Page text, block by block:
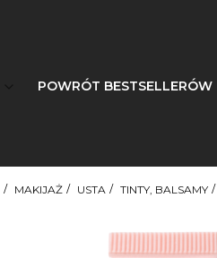
POWRÓT BESTSELLERÓW
MAKIJAŻ USTA TINTY, BALSAMY